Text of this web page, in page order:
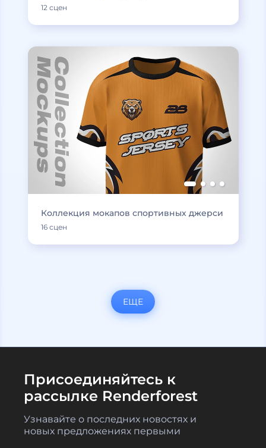
12 сцен
Коллекция мокапов спортивных джерси
16 сцен
ЕЩЕ
Присоединяйтесь к
рассылке Renderforest
Узнавайте о последних новостях и
новых предложениях первыми